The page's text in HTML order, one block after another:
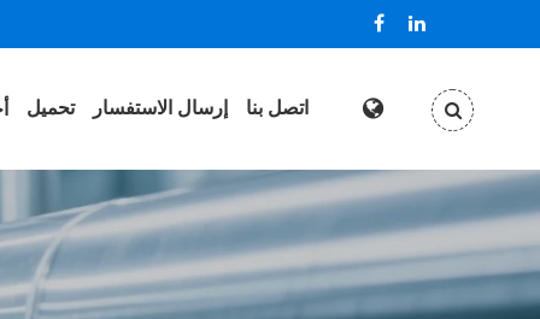
تحميل إرسال الاستفسار اتصل بنا